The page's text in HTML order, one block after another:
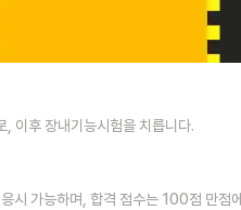
, 이후 장내기능시험을 치릅니다.
시 가능하며, 합격 점수는 100점 만점에